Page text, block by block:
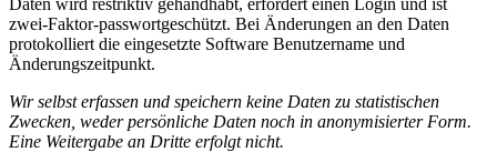
Daten wird restriktiv gehandhabt, erfordert einen Login und ist
zwei-Faktor-passwortgeschützt. Bei Änderungen an den Daten
protokolliert die eingesetzte Software Benutzername und
Änderungszeitpunkt.
Wir selbst erfassen und speichern keine Daten zu statistischen
Zwecken, weder persönliche Daten noch in anonymisierter Form.
Eine Weitergabe an Dritte erfolgt nicht.